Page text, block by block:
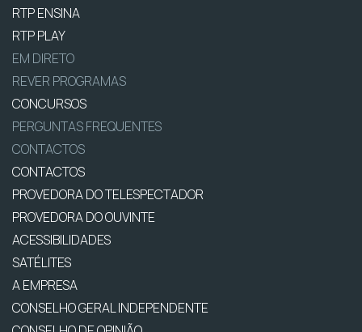
RTP ENSINA
RTP PLAY
EM DIRETO
REVER PROGRAMAS
CONCURSOS
PERGUNTAS FREQUENTES
CONTACTOS
CONTACTOS
PROVEDORA DO TELESPECTADOR
PROVEDORA DO OUVINTE
ACESSIBILIDADES
SATÉLITES
A EMPRESA
CONSELHO GERAL INDEPENDENTE